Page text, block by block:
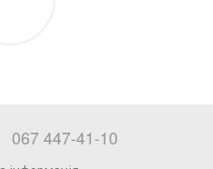
067 447-41-10